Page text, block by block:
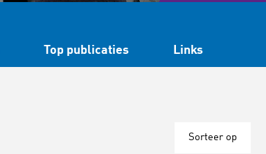
Top publicaties Links
Sorteer op